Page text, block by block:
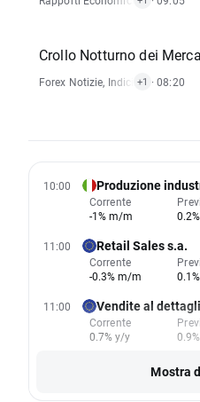
Crollo Notturno dei
Forex Notizie, Indici Notizie
+1 · 08:20
10:00 Produzione
Corrente
-1% m/m
11:00 Retail Sales s.a.
Corrente
-0.3% m/m
11:00 Vendite al
Corrente
0.7% y/y
Mostra